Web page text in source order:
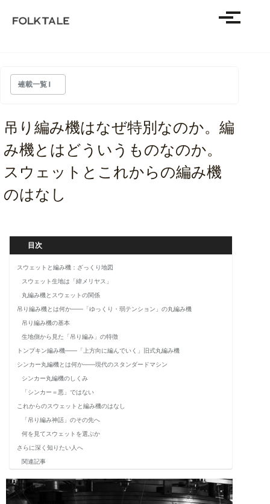
Skip
navigation
Skip
Skip
Toggle
連載一覧
生産と構造
スウェット生地について
吊り編み機とは
解説メリヤス① 総論
解説メリヤス④ 靴下と軍足
解説メリヤス⑤ 成形製品
解説メリヤス⑥ 製品論
解説メリヤス⑦ 断裁論
解説メリヤス⑧ ミシン
吊り編み機はなぜ特別なのか。編
み機とはどういうものなのか。
スウェットとこれからの編み機
のはなし
目次
スウェットと編み機：ざっくり地図
スウェット生地は「緯メリヤス」
丸編み機とスウェットの関係
吊り編み機とは何か――「ゆっくり・弱テンション」の丸編み機
吊り編み機の基本
生地側から見た「吊り編み」の特徴
トンプキン編み機――「上方向に編んでいく」旧式丸編み機
シンカー丸編機とは何か――現代のスタンダードマシン
シンカー丸編機のしくみ
「シンカー＝悪」ではない
これからのスウェットと編み機のはなし
「吊り編み神話」のその先へ
何を見てスウェットを選ぶか
さらに深く知りたい人へ
関連記事
SHOP
PRINT STUDY
良いプリントスウェットやTシャツと
は何か？
－ BODY STUDY / スウェットを読む
BODY STUDY
BODY STUDY
－ MERIYASU STUDY / 生産と構造
解説メリヤス 01. 総論